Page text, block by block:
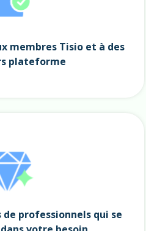
membres Tisio et à des
plateforme
de professionnels qui se